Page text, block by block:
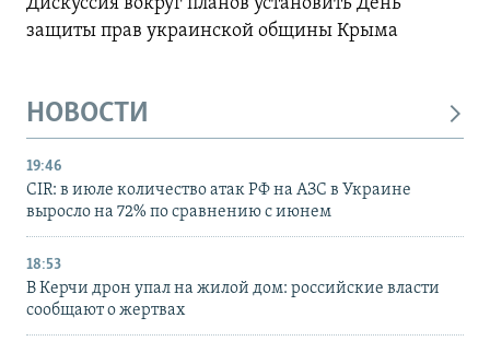
Дискуссия вокруг планов установить День
защиты прав украинской общины Крыма
НОВОСТИ
19:46
CIR: в июле количество атак РФ на АЗС в Украине
выросло на 72% по сравнению с июнем
18:53
В Керчи дрон упал на жилой дом: российские власти
сообщают о жертвах